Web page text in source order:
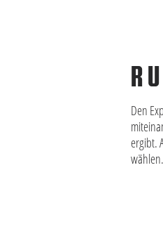
Den
ergibt.
wählen.